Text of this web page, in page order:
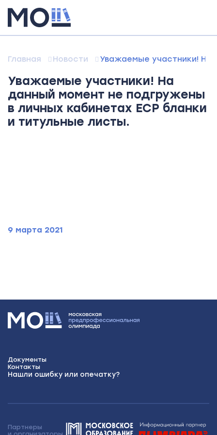
Главная Новости Уважаемые участники! На
Уважаемые участники! На
данный момент не подгружены
в личных кабинетах ЕСР бланки
и титульные листы.
9 марта 2021
Документы
Контакты
Нашли ошибку или опечатку?
Партнеры